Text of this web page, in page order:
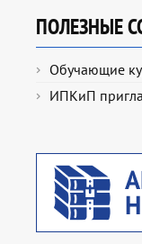
ПОЛЕЗНЫЕ
Обучающие
ИПКиП